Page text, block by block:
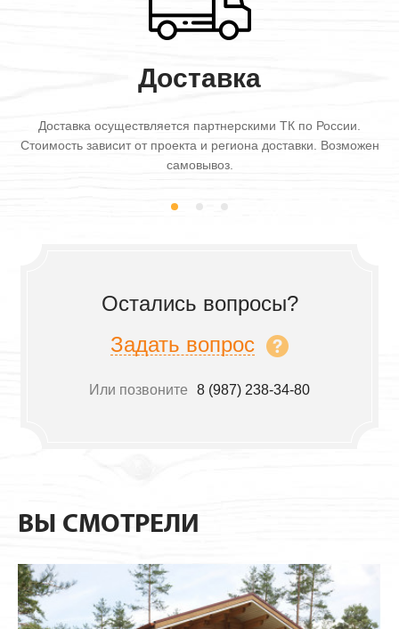
Доставка
Доставка осуществляется партнерскими ТК по России.
Стоимость зависит от проекта и региона доставки. Возможен
самовывоз.
Остались вопросы?
Задать вопрос
Или позвоните 8 (987) 238-34-80
ВЫ СМОТРЕЛИ